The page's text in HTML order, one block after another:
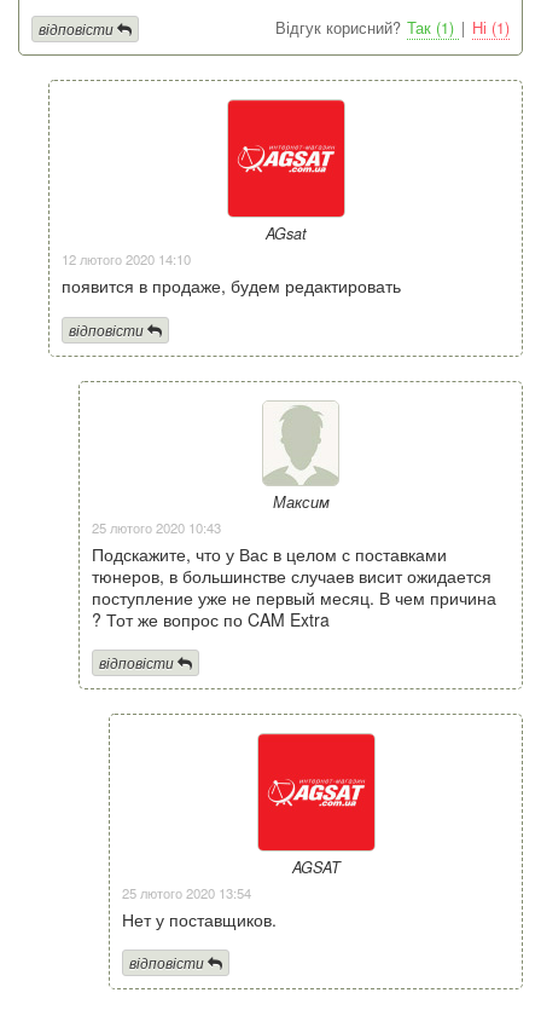
Відгук корисний? Так (1) | Ні (1)
відповісти
AGsat
12 лютого 2020 14:10
появится в продаже, будем редактировать
відповісти
Максим
25 лютого 2020 10:43
Подскажите, что у Вас в целом с поставками
тюнеров, в большинстве случаев висит ожидается
поступление уже не первый месяц. В чем причина
? Тот же вопрос по CAM Extra
відповісти
AGSAT
25 лютого 2020 13:54
Нет у поставщиков.
відповісти